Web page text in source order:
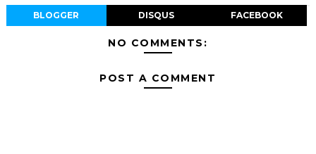
BLOGGER DISQUS FACEBOOK
NO COMMENTS:
POST A COMMENT